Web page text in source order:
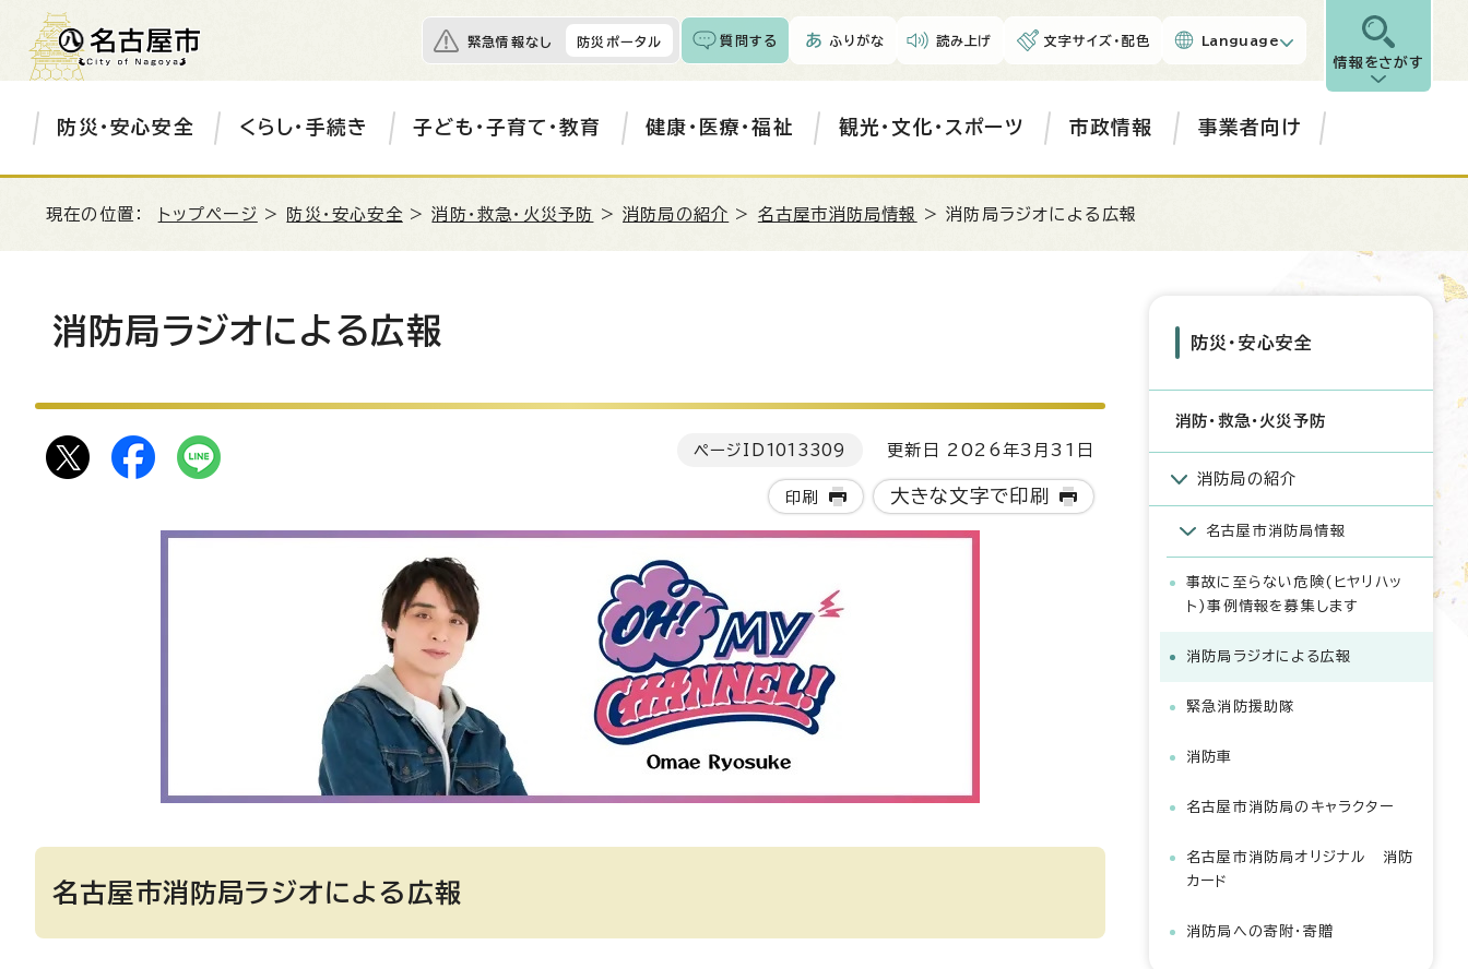
緊急情報なし 防災ポータル 質問する ふりがな 読み上げ 文字サイズ・配色 Language
情報をさがす
防災・安心安全 くらし・手続き 子ども・子育て・教育 健康・医療・福祉 観光・文化・スポーツ 市政情報 事業者向け
現在の位置： トップページ > 防災・安心安全>消防・救急・火災予防 >消防局の紹介 > 名古屋市消防局情報 > 消防局ラジオによる広報
消防局ラジオによる広報
ページID 1013309 更新日 2026年3月31日
印刷 大きな文字で印刷
名古屋市消防局ラジオによる広報
防災・安心安全
消防・救急・火災予防
消防局の紹介
名古屋市消防局情報
事故に至らない危険(ヒヤリハッ
ト)事例情報を募集します
消防局ラジオによる広報
緊急消防援助隊
消防車
名古屋市消防局のキャラクター
名古屋市消防局オリジナル 消防
カード
消防局への寄附・寄贈